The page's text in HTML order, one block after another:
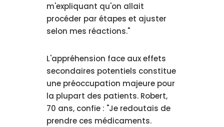
m'expliquant qu'on allait
procéder par étapes et ajuster
selon mes réactions."
L'appréhension face aux effets
secondaires potentiels constitue
une préoccupation majeure pour
la plupart des patients. Robert,
70 ans, confie : "Je redoutais de
prendre ces médicaments.